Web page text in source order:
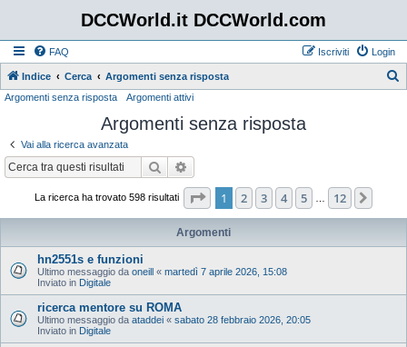
DCCWorld.it DCCWorld.com
FAQ Login
Iscriviti
Indice Cerca Argomenti senza risposta
Argomenti senza risposta Argomenti attivi
Argomenti senza risposta
Vai alla ricerca avanzata
Cerca
La ricerca ha trovato 598 risultati Pagina di 12
1 2 3 4 5 12
Argomenti
hn2551s e funzioni
Ultimo messaggio da oneill « martedì 7 aprile 2026, 15:08
Inviato in Digitale
ricerca mentore su ROMA
Ultimo messaggio da ataddei « sabato 28 febbraio 2026, 20:05
Inviato in Digitale